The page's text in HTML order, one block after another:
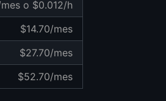
mes o $0.012/h
$14.70/mes
$27.70/mes
$52.70/mes